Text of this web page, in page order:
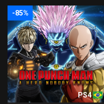
-85%
PS4